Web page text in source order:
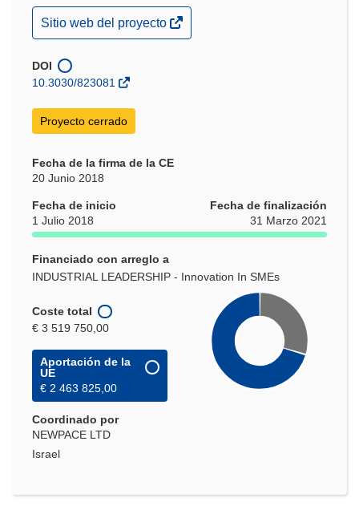
(se
abrirá
una
nueva
Sitio web del proyecto
DOI
10.3030/823081
Proyecto cerrado
Fecha de la firma de la CE
20 Junio 2018
Fecha de inicio
1 Julio 2018
Fecha de finalización
31 Marzo 2021
Financiado con arreglo a
INDUSTRIAL LEADERSHIP - Innovation In SMEs
Coste total
€ 3 519 750,00
Aportación de la
UE
€ 2 463 825,00
Coordinado por
NEWPACE LTD
Israel